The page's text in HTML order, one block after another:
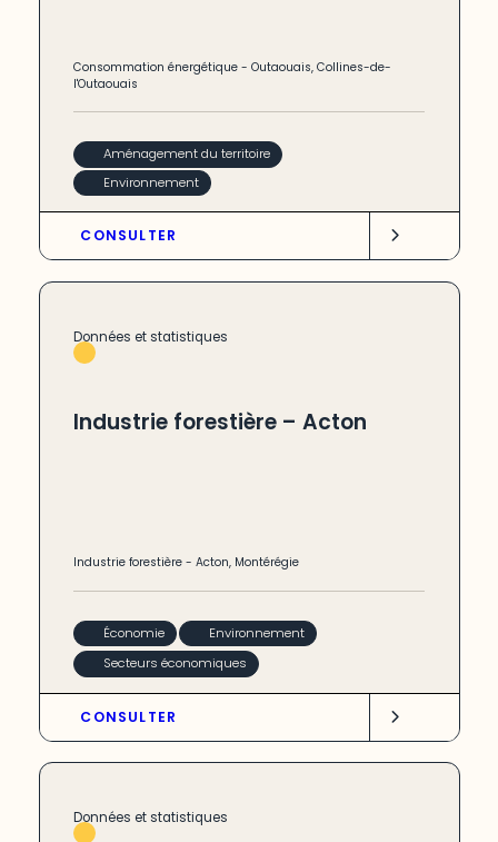
Consommation énergétique -Outaouais,Collines-de-
l'Outaouais
Aménagement du territoire
Environnement
CONSULTER
Données et statistiques
Industrie forestière – Acton
Industrie forestière -Acton, Montérégie
Économie
Environnement
Secteurs économiques
CONSULTER
Données et statistiques